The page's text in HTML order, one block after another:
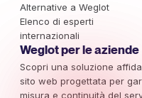
Alternative a Weglot
Elenco di esperti
internazionali
Weglot per le aziende
Scopri una soluzione
sito web progettata per
misura e continuità del